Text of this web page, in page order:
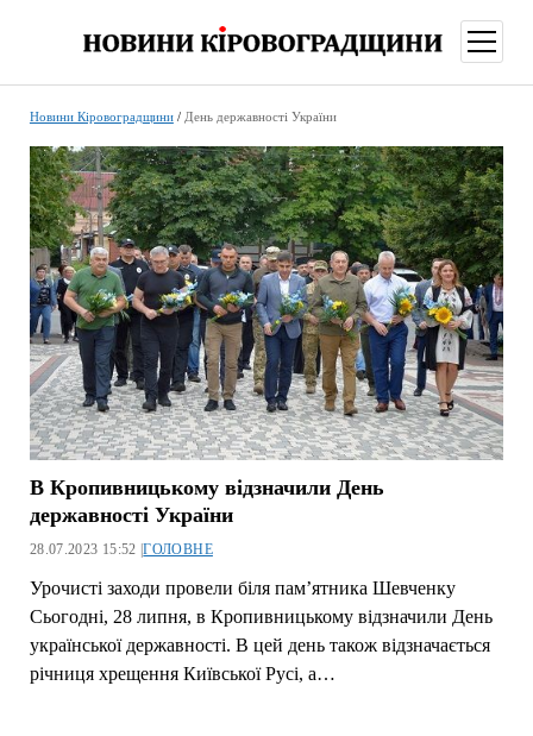
меню
Новини Кіровоградщини/ День державності України
В Кропивницькому відзначили День
державності України
28.07.2023 15:52 |ГОЛОВНЕ
Урочисті заходи провели біля пам’ятника Шевченку
Сьогодні, 28 липня, в Кропивницькому відзначили День
української державності. В цей день також відзначається
річниця хрещення Київської Русі, а…